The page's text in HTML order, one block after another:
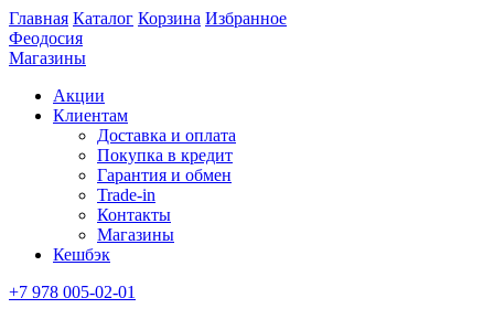
Главная Каталог Корзина Избранное
Феодосия
Магазины
Акции
Клиентам
Доставка и оплата
Покупка в кредит
Гарантия и обмен
Trade-in
Контакты
Магазины
Кешбэк
+7 978 005-02-01